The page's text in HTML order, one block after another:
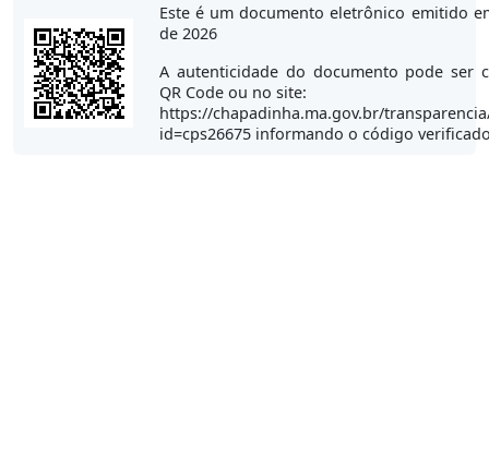
Este é um documento eletrônico emitido
de 2026
A autenticidade do documento pode ser
QR Code ou no site:
https://chapadinha.ma.gov.br/
id=cps26675 informando o código